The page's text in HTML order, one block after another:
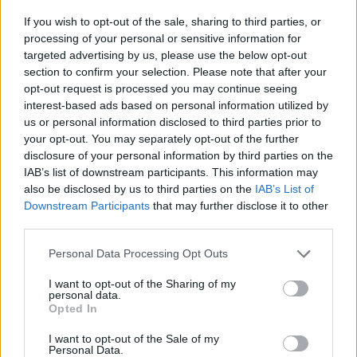
If you wish to opt-out of the sale, sharing to third parties, or
processing of your personal or sensitive information for
targeted advertising by us, please use the below opt-out
section to confirm your selection. Please note that after your
opt-out request is processed you may continue seeing
interest-based ads based on personal information utilized by
us or personal information disclosed to third parties prior to
your opt-out. You may separately opt-out of the further
disclosure of your personal information by third parties on the
IAB’s list of downstream participants. This information may
also be disclosed by us to third parties on the IAB’s List of
Downstream Participants that may further disclose it to other
Personal Data Processing Opt Outs
I want to opt-out of the Sharing of my
personal data.
Opted In
I want to opt-out of the Sale of my
Personal Data.
- tájákoztatta a nyilvánosságot a hazai tőzsdei
reprezentáns jármű- és alkatrészgyártó vállalat. Mint
ismeretes, 2002 során a fundamentális mélyrepülés egyik
sarkalatos pontját jelentette a Suzuki szállítások
befagyása, amely jelentős szeletet képviselt az alkatrész
divízió árbevételéből. A japán cég esztergomi gyárába
2001-ben a Rába még közel 7 mrd...
KEDVES OLVASÓNK!
A keresett cikk a portfolio.hu hírarchívumához
tartozik, melynek olvasása előfizetéses
regisztrációhoz kötött.
Az előfizetés a következőket tartalmazza:
Portfolio.hu teljes cikkarchívum
Kötéslisták: BÉT elmúlt 2 év napon belüli
kötéslistái